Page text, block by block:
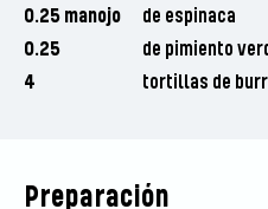
0.25 manojo
de espinaca
0.25
de pimiento
4
tortillas de
Preparación